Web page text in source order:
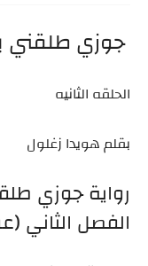
جوزي طلقني
الحلقه الثانيه
بقلم هويدا زغلول
رواية جوزي
الفصل الثاني